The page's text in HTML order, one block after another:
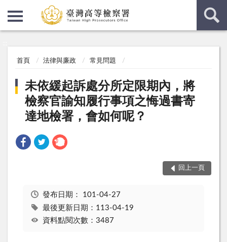
首頁 法律與廉政 常見問題
未依緩起訴處分所定限期內，將
檢察官諭知履行事項之悔過書寄
達地檢署，會如何呢？
回上一頁
發布日期： 101-04-27
最後更新日期：113-04-19
資料點閱次數：3487